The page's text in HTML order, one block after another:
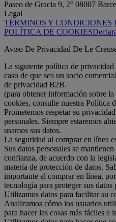
Paseo de Gracia 9, 2° 08007
Legal
TÉRMINOS Y CONDICIONES
POLÍTICA DE COOKIES
Aviso De Privacidad De Le
La siguiente política de privacidad
caso de que sea un socio
de privacidad B2B.
(para obtener información sobre
cookies, consulte nuestra Política
Prometemos respetar su
personales. Siempre estaremos
usamos sus datos.
La seguridad al comprar en línea
Sus datos personales se
confianza, de acuerdo con la
materia de protección de datos.
importante al comprar en línea,
tecnología para proteger sus
Utilizamos datos para facilitar su
Analizamos cómo los usuarios
para hacer las cosas más fáciles e